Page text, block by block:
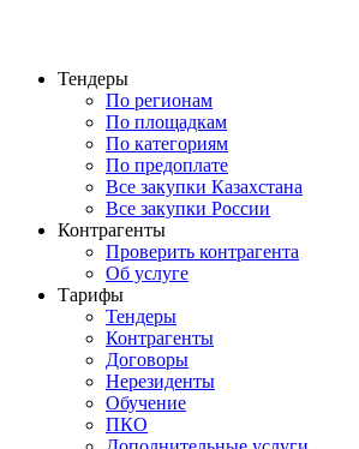
Тендеры
По регионам
По площадкам
По категориям
По предоплате
Все закупки Казахстана
Все закупки России
Контрагенты
Проверить контрагента
Об услуге
Тарифы
Тендеры
Контрагенты
Договоры
Нерезиденты
Обучение
ПКО